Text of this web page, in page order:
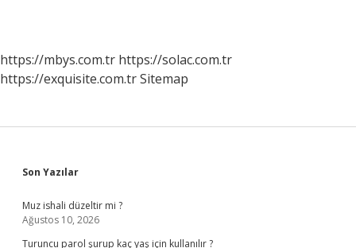
https://mbys.com.tr https://solac.com.tr
https://exquisite.com.trSitemap
Sidebar
Son Yazılar
Muz ishali düzeltir mi ?
Ağustos 10, 2026
Turuncu parol şurup kaç yaş için kullanılır ?